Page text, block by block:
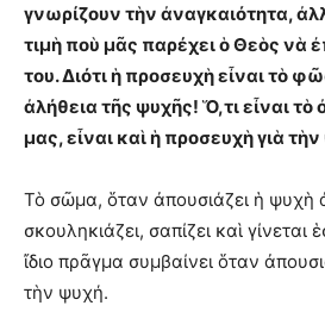
γνωρίζουν τὴν ἀναγκαιότητα,
τιμὴ ποὺ μᾶς παρέχει ὁ Θεὸς νὰ
του. Διότι ἡ προσευχὴ εἶναι τὸ
ἀλήθεια τῆς ψυχῆς! Ὅ,τι εἶναι τὸ
μας, εἶναι καὶ ἡ προσευχὴ γιὰ
Τὸ σῶμα, ὅταν ἀπουσιάζει ἡ ψυχὴ
σκουληκιάζει, σαπίζει καὶ
ἴδιο πρᾶγμα συμβαίνει ὅταν
τὴν ψυχή.